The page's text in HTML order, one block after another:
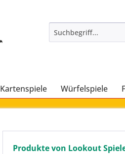
Kartenspiele Würfelspiele
Produkte von Lookout